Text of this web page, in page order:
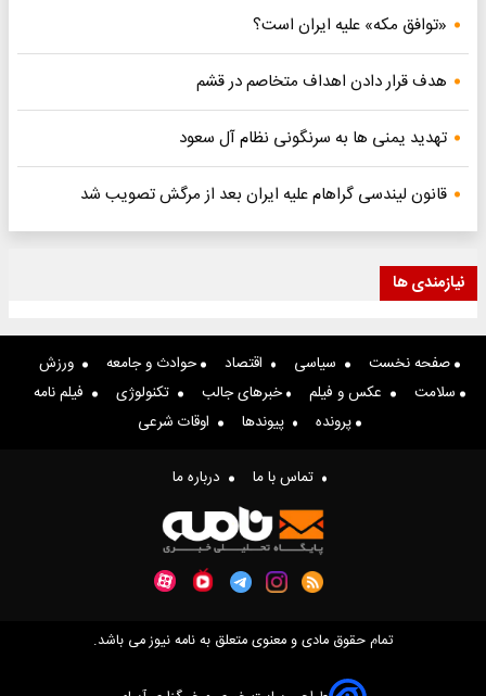
«توافق مکه» علیه ایران است؟
هدف قرار دادن اهداف متخاصم در قشم
تهدید یمنی ها به سرنگونی نظام آل سعود
قانون لیندسی گراهام علیه ایران بعد از مرگش تصویب شد
نیازمندی ها
صفحه نخست سیاسی اقتصاد حوادث و جامعه
ورزش
سلامت
عکس و فیلم خبرهای جالب تکنولوژی
فیلم نامه
پرونده
پیوندها اوقات شرعی
تماس با ما درباره ما
تمام حقوق مادی و معنوی متعلق به نامه نیوز می باشد.